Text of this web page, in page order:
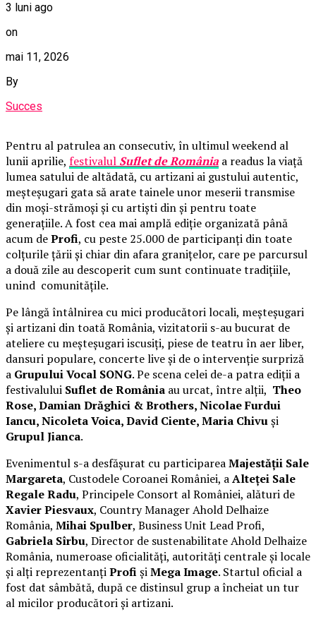
3 luni ago
on
mai 11, 2026
By
Succes
Pentru al patrulea an consecutiv, în ultimul weekend al
lunii aprilie, festivalul Suflet de România a readus la viață
lumea satului de altădată, cu artizani ai gustului autentic,
meșteșugari gata să arate tainele unor meserii transmise
din moși-strămoși și cu artiști din și pentru toate
generațiile. A fost cea mai amplă ediție organizată până
acum deProfi, cu peste 25.000 de participanți din toate
colțurile țării și chiar din afara granițelor, care pe parcursul
a două zile au descoperit cum sunt continuate tradițiile,
unind comunitățile.
Pe lângă întâlnirea cu mici producători locali, meșteșugari
și artizani din toată România, vizitatorii s-au bucurat de
ateliere cu meșteșugari iscusiți, piese de teatru în aer liber,
dansuri populare, concerte live și de o intervenție surpriză
a Grupului Vocal SONG. Pe scena celei de-a patra ediții a
festivalului Suflet de România au urcat, între alții, Theo
Rose, Damian Drăghici & Brothers, Nicolae Furdui
Iancu, Nicoleta Voica, David Ciente, Maria Chivuși
Grupul Jianca.
Evenimentul s-a desfășurat cu participareaMajestății Sale
Margareta, Custodele Coroanei României, aAlteței Sale
Regale Radu, Principele Consort al României, alături de
Xavier Piesvaux, Country Manager Ahold Delhaize
România, Mihai Spulber, Business Unit Lead Profi,
Gabriela Sîrbu, Director de sustenabilitate Ahold Delhaize
România, numeroase oficialități, autorități centrale și locale
și alți reprezentanțiProfișiMega Image. Startul oficial a
fost dat sâmbătă, după ce distinsul grup a încheiat un tur
al micilor producători și artizani.